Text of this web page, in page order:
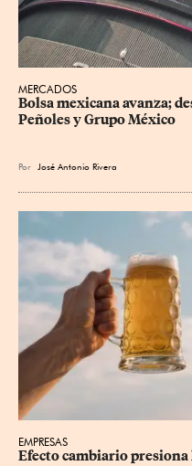
MERCADOS
Bolsa mexicana avanza;
Peñoles y Grupo México
Por José Antonio Rivera
EMPRESAS
Efecto cambiario presiona